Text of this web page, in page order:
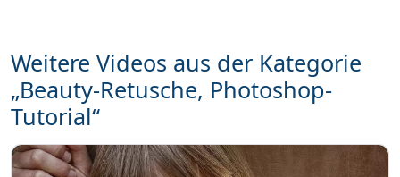
Weitere Videos aus der Kategorie
„Beauty-Retusche, Photoshop-
Tutorial“